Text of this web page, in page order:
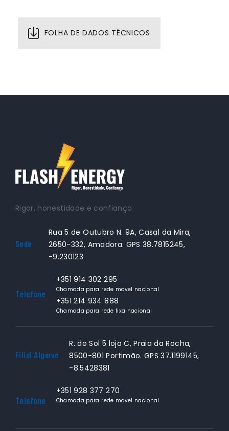
FOLHA DE DADOS TÉCNICOS
Rigor, honestidade e confiança.
Sede
Rua 5 de Outubro N. 9A, Casal da Mira,
2650-332, Amadora. GPS 38.7815245,
-9.230123
Telefone
+351 914 302 295
Chamada para rede movel nacional
+351 214 934 888
Chamada para rede fixa nacional
Filial Algarve
R. do Sol 5 loja C, Praia da Rocha,
8500-801 Portimão. GPS 37.1199145,
-8.5428381
Telefone
+351 928 377 270
Chamada para rede movel nacional